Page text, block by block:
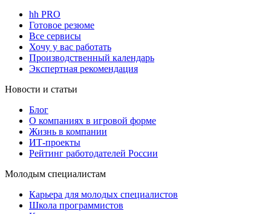
hh PRO
Готовое резюме
Все сервисы
Хочу у вас работать
Производственный календарь
Экспертная рекомендация
Новости и статьи
Блог
О компаниях в игровой форме
Жизнь в компании
ИТ-проекты
Рейтинг работодателей России
Молодым специалистам
Карьера для молодых специалистов
Школа программистов